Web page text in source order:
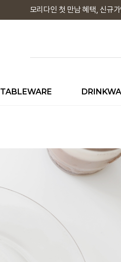
모리다인 첫 만남 혜택, 신규
TABLEWARE